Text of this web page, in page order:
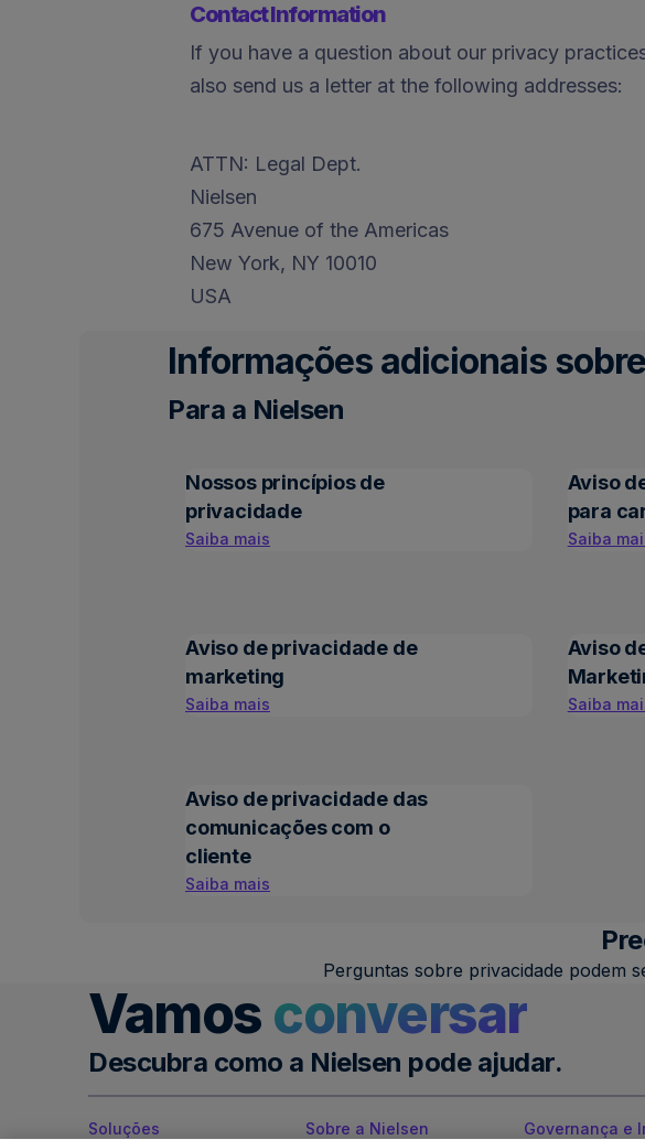
Contact Information
If you have a question about our privacy
also send us a letter at the following addresses:
ATTN: Legal Dept.
Nielsen
675 Avenue of the Americas
New York, NY 10010
USA
Informações adicionais
Para a Nielsen
Nossos princípios de
privacidade
Saiba mais
Aviso
para
Saiba
Aviso de privacidade de
marketing
Saiba mais
Aviso
Saiba
Aviso de privacidade das
comunicações com o
cliente
Saiba mais
Perguntas sobre privacidade podem
Vamos conversar
Descubra como a Nielsen pode ajudar.
Soluções Sobre a Nielsen Governança e